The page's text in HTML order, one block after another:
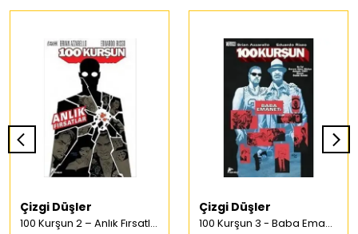
Çizgi Düşler
100 Kurşun 2 – Anlık Fırsatlar Türkçe Çizgi Roman
Çizgi Düşler
100 Kurşun 3 - Baba Emaneti Türkçe Çizgi Roman